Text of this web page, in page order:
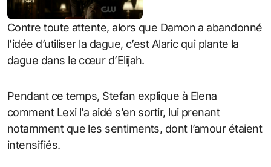
Contre toute attente, alors que Damon a abandonné
l’idée d’utiliser la dague, c’est Alaric qui plante la
dague dans le cœur d’Elijah.
Pendant ce temps, Stefan explique à Elena
comment Lexi l’a aidé s’en sortir, lui prenant
notamment que les sentiments, dont l’amour étaient
intensifiés.